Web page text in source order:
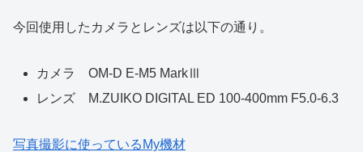
今回使用したカメラとレンズは以下の通り。
カメラ OM-D E-M5 MarkⅢ
レンズ M.ZUIKO DIGITAL ED 100-400mm F5.0-6.3
写真撮影に使っているMy機材